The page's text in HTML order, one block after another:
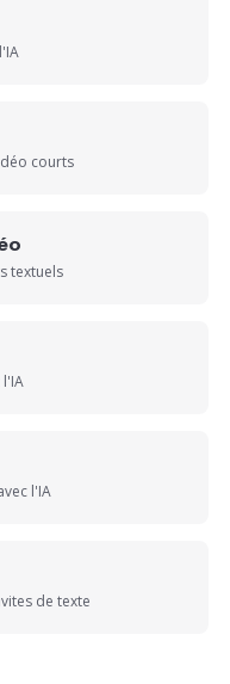
courts
textuels
l'IA
l'IA
de texte